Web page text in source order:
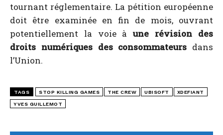
tournant réglementaire. La pétition européenne
doit être examinée en fin de mois, ouvrant
potentiellement la voie àune révision des
droits numériques des consommateurs dans
l’Union.
TAGS STOP KILLING GAMES THE CREW UBISOFT XDEFIANT
YVES GUILLEMOT